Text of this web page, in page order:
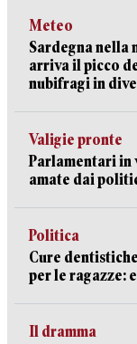
Meteo
Sardegna nella
arriva il picco
nubifragi in
Valigie pronte
Parlamentari in
amate dai
Politica
Cure
per le ragazze:
Il dramma